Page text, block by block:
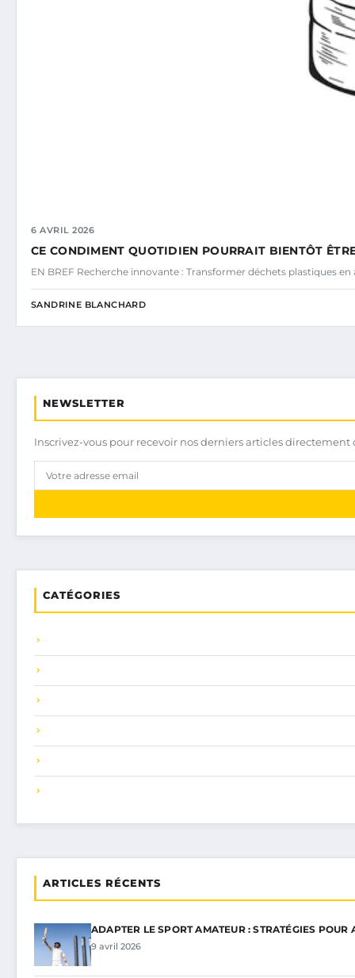
6 AVRIL 2026
CE CONDIMENT QUOTIDIEN POURRAIT BIENTÔT
EN BREF Recherche innovante : Transformer déchets plastiques en
SANDRINE BLANCHARD
NEWSLETTER
Inscrivez-vous pour recevoir nos derniers articles
CATÉGORIES
ARTICLES RÉCENTS
ADAPTER LE SPORT AMATEUR : STRATÉGIES POUR
9 avril 2026